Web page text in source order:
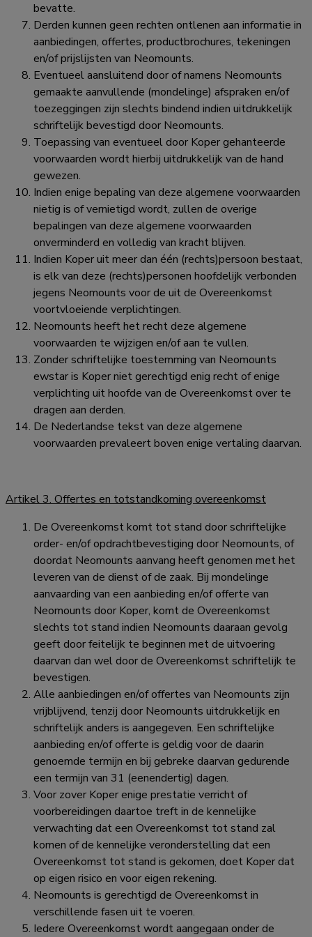
bevatte.
Derden kunnen geen rechten ontlenen aan informatie in
aanbiedingen, offertes, productbrochures, tekeningen
en/of prijslijsten van Neomounts.
Eventueel aansluitend door of namens Neomounts
gemaakte aanvullende (mondelinge) afspraken en/of
toezeggingen zijn slechts bindend indien uitdrukkelijk
schriftelijk bevestigd door Neomounts.
Toepassing van eventueel door Koper gehanteerde
voorwaarden wordt hierbij uitdrukkelijk van de hand
gewezen.
Indien enige bepaling van deze algemene voorwaarden
nietig is of vernietigd wordt, zullen de overige
bepalingen van deze algemene voorwaarden
onverminderd en volledig van kracht blijven.
Indien Koper uit meer dan één (rechts)persoon bestaat,
is elk van deze (rechts)personen hoofdelijk verbonden
jegens Neomounts voor de uit de Overeenkomst
voortvloeiende verplichtingen.
Neomounts heeft het recht deze algemene
voorwaarden te wijzigen en/of aan te vullen.
Zonder schriftelijke toestemming van Neomounts
ewstar is Koper niet gerechtigd enig recht of enige
verplichting uit hoofde van de Overeenkomst over te
dragen aan derden.
De Nederlandse tekst van deze algemene
voorwaarden prevaleert boven enige vertaling daarvan.
Artikel 3. Offertes en totstandkoming overeenkomst
De Overeenkomst komt tot stand door schriftelijke
order- en/of opdrachtbevestiging door Neomounts, of
doordat Neomounts aanvang heeft genomen met het
leveren van de dienst of de zaak. Bij mondelinge
aanvaarding van een aanbieding en/of offerte van
Neomounts door Koper, komt de Overeenkomst
slechts tot stand indien Neomounts daaraan gevolg
geeft door feitelijk te beginnen met de uitvoering
daarvan dan wel door de Overeenkomst schriftelijk te
bevestigen.
Alle aanbiedingen en/of offertes van Neomounts zijn
vrijblijvend, tenzij door Neomounts uitdrukkelijk en
schriftelijk anders is aangegeven. Een schriftelijke
aanbieding en/of offerte is geldig voor de daarin
genoemde termijn en bij gebreke daarvan gedurende
een termijn van 31 (eenendertig) dagen.
Voor zover Koper enige prestatie verricht of
voorbereidingen daartoe treft in de kennelijke
verwachting dat een Overeenkomst tot stand zal
komen of de kennelijke veronderstelling dat een
Overeenkomst tot stand is gekomen, doet Koper dat
op eigen risico en voor eigen rekening.
Neomounts is gerechtigd de Overeenkomst in
verschillende fasen uit te voeren.
Iedere Overeenkomst wordt aangegaan onder de